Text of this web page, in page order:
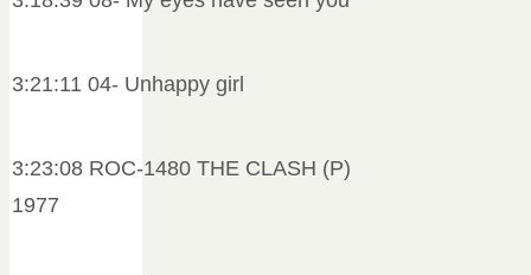
3:21:11 04- Unhappy girl
3:23:08 ROC-1480 THE CLASH (P)
1977